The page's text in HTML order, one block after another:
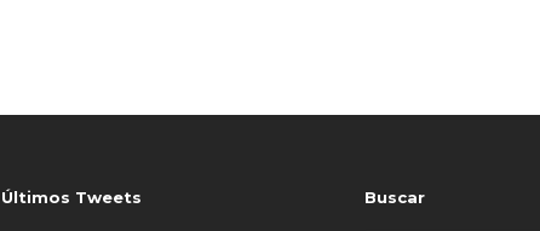
Últimos Tweets Buscar